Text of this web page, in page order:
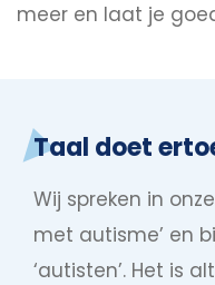
meer en laat je
Taal doet
Wij spreken in
met autisme’ en
‘autisten’. Het is